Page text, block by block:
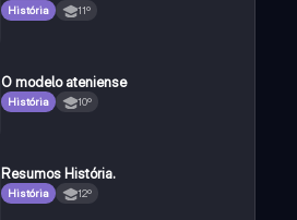
História 11º
O modelo ateniense
História 10º
Resumos História.
História 12º